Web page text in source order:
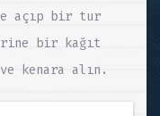
açıp bir tur
bir kağıt
kenara alın.